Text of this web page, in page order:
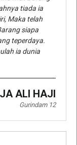
tiada ia
Maka telah
siapa
teperdaya.
ia dunia
ALI HAJI
Gurindam 12